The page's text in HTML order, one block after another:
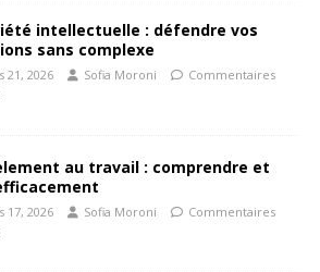
intellectuelle : défendre vos
sans complexe
21, 2026 Sofia Moroni
Commentaires
au travail : comprendre et
17, 2026 Sofia Moroni
Commentaires